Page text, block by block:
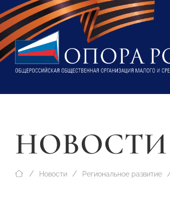
НОВОСТИ
Новости Региональное развитие